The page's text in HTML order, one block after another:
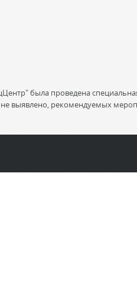
была проведена
выявлено, рекомендуемых